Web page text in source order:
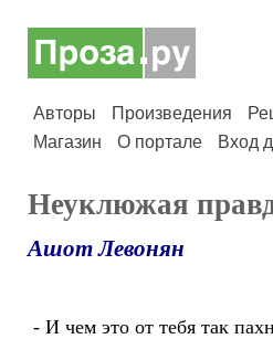
Авторы Произведения
Магазин
О портале Вход
Неуклюжая
Ашот Левонян
- И чем это от тебя так